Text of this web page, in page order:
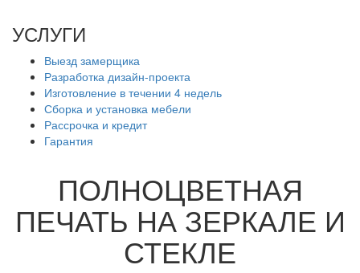
УСЛУГИ
Выезд замерщика
Разработка дизайн-проекта
Изготовление в течении 4 недель
Сборка и установка мебели
Рассрочка и кредит
Гарантия
ПОЛНОЦВЕТНАЯ
ПЕЧАТЬ НА ЗЕРКАЛЕ И
СТЕКЛЕ